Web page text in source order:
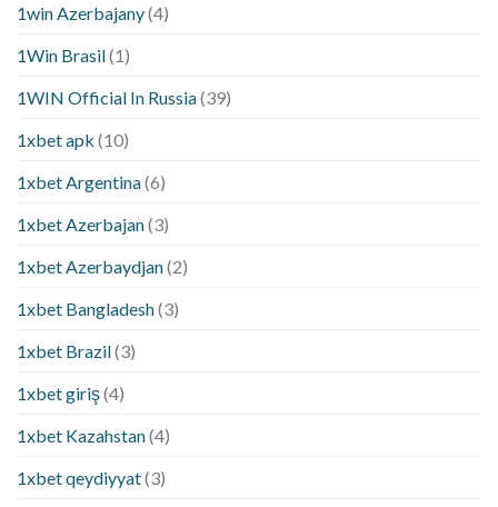
1win Azerbajany(4)
1Win Brasil(1)
1WIN Official In Russia(39)
1xbet apk (10)
1xbet Argentina(6)
1xbet Azerbajan(3)
1xbet Azerbaydjan(2)
1xbet Bangladesh(3)
1xbet Brazil(3)
1xbet giriş(4)
1xbet Kazahstan(4)
1xbet qeydiyyat(3)